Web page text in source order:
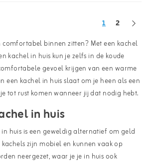
1
2
binnen zitten? Met een kachel
kachel in huis kun je zelfs in de koude
gevoel krijgen van een warme
een kachel in huis slaat om je heen als een
tot rust komen wanneer jij dat nodig hebt.
in huis
huis is een geweldig alternatief om geld
zijn mobiel en kunnen vaak op
neergezet, waar je je in huis ook